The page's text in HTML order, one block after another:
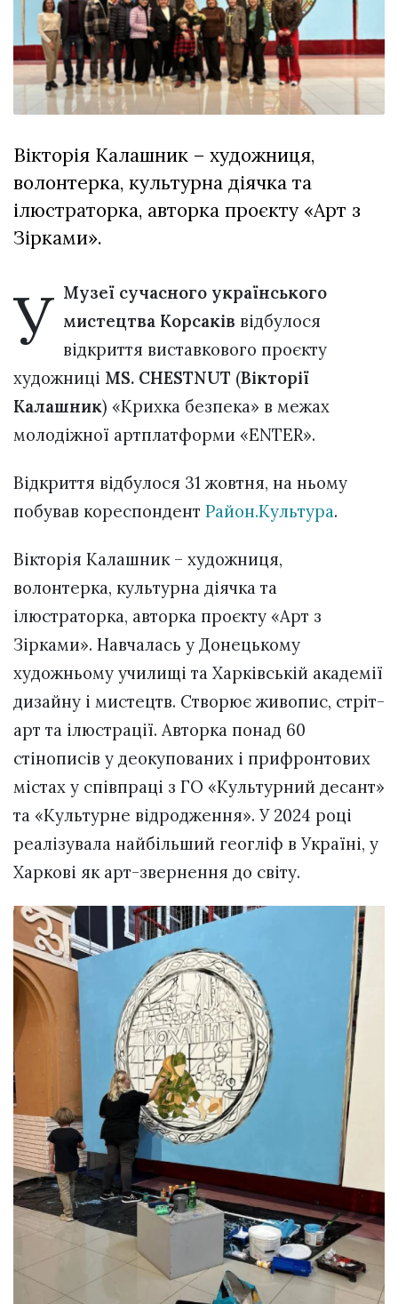
XIX
Спартакіада
VolWe...
29 Липня 2026
570 переглядів
Всі розділи
Лайф
Афіша
ZONE 18+
Політика конфіденційності
Вікторія Калашник – художниця,
волонтерка, культурна діячка та
ілюстраторка, авторка проєкту «Арт з
Зірками».
У Музеї сучасного українського
мистецтва Корсаків відбулося
відкриття виставкового проєкту
художниці MS. CHESTNUT (Вікторії
Калашник) «Крихка безпека» в межах
молодіжної артплатформи «ENTER».
Відкриття відбулося 31 жовтня, на ньому
побував кореспондент Район.Культура.
Вікторія Калашник – художниця,
волонтерка, культурна діячка та
ілюстраторка, авторка проєкту «Арт з
Зірками». Навчалась у Донецькому
художньому училищі та Харківській академії
дизайну і мистецтв. Створює живопис, стріт-
арт та ілюстрації. Авторка понад 60
стінописів у деокупованих і прифронтових
містах у співпраці з ГО «Культурний десант»
та «Культурне відродження». У 2024 році
реалізувала найбільший геогліф в Україні, у
Харкові як арт-звернення до світу.